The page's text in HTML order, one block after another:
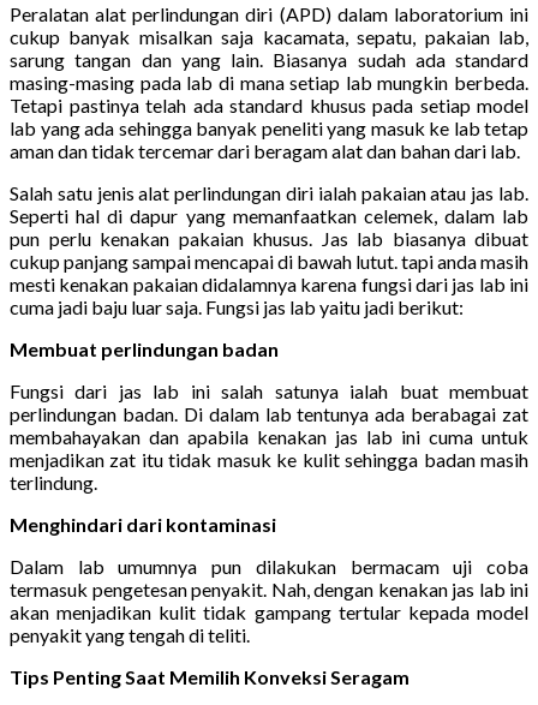
Peralatan alat perlindungan diri (APD) dalam laboratorium ini
cukup banyak misalkan saja kacamata, sepatu, pakaian lab,
sarung tangan dan yang lain. Biasanya sudah ada standard
masing-masing pada lab di mana setiap lab mungkin berbeda.
Tetapi pastinya telah ada standard khusus pada setiap model
lab yang ada sehingga banyak peneliti yang masuk ke lab tetap
aman dan tidak tercemar dari beragam alat dan bahan dari lab.
Salah satu jenis alat perlindungan diri ialah pakaian atau jas lab.
Seperti hal di dapur yang memanfaatkan celemek, dalam lab
pun perlu kenakan pakaian khusus. Jas lab biasanya dibuat
cukup panjang sampai mencapai di bawah lutut. tapi anda masih
mesti kenakan pakaian didalamnya karena fungsi dari jas lab ini
cuma jadi baju luar saja. Fungsi jas lab yaitu jadi berikut:
Membuat perlindungan badan
Fungsi dari jas lab ini salah satunya ialah buat membuat
perlindungan badan. Di dalam lab tentunya ada berabagai zat
membahayakan dan apabila kenakan jas lab ini cuma untuk
menjadikan zat itu tidak masuk ke kulit sehingga badan masih
terlindung.
Menghindari dari kontaminasi
Dalam lab umumnya pun dilakukan bermacam uji coba
termasuk pengetesan penyakit. Nah, dengan kenakan jas lab ini
akan menjadikan kulit tidak gampang tertular kepada model
penyakit yang tengah di teliti.
Tips Penting Saat Memilih Konveksi Seragam